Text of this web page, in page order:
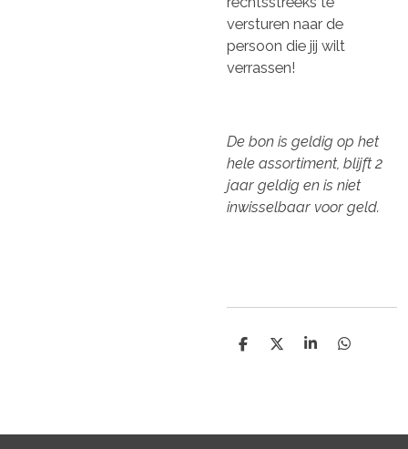
versturen naar de
persoon die jij wilt
verrassen!
De bon is geldig op het
hele assortiment, blijft 2
jaar geldig en is niet
inwisselbaar voor geld.
D
D
S
D